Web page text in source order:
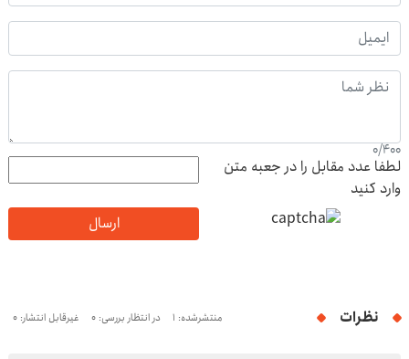
0/400
لطفا عدد مقابل را در جعبه متن
وارد کنید
ارسال
نظرات منتشرشده: 1 در انتظار بررسی: 0 غیرقابل انتشار: 0